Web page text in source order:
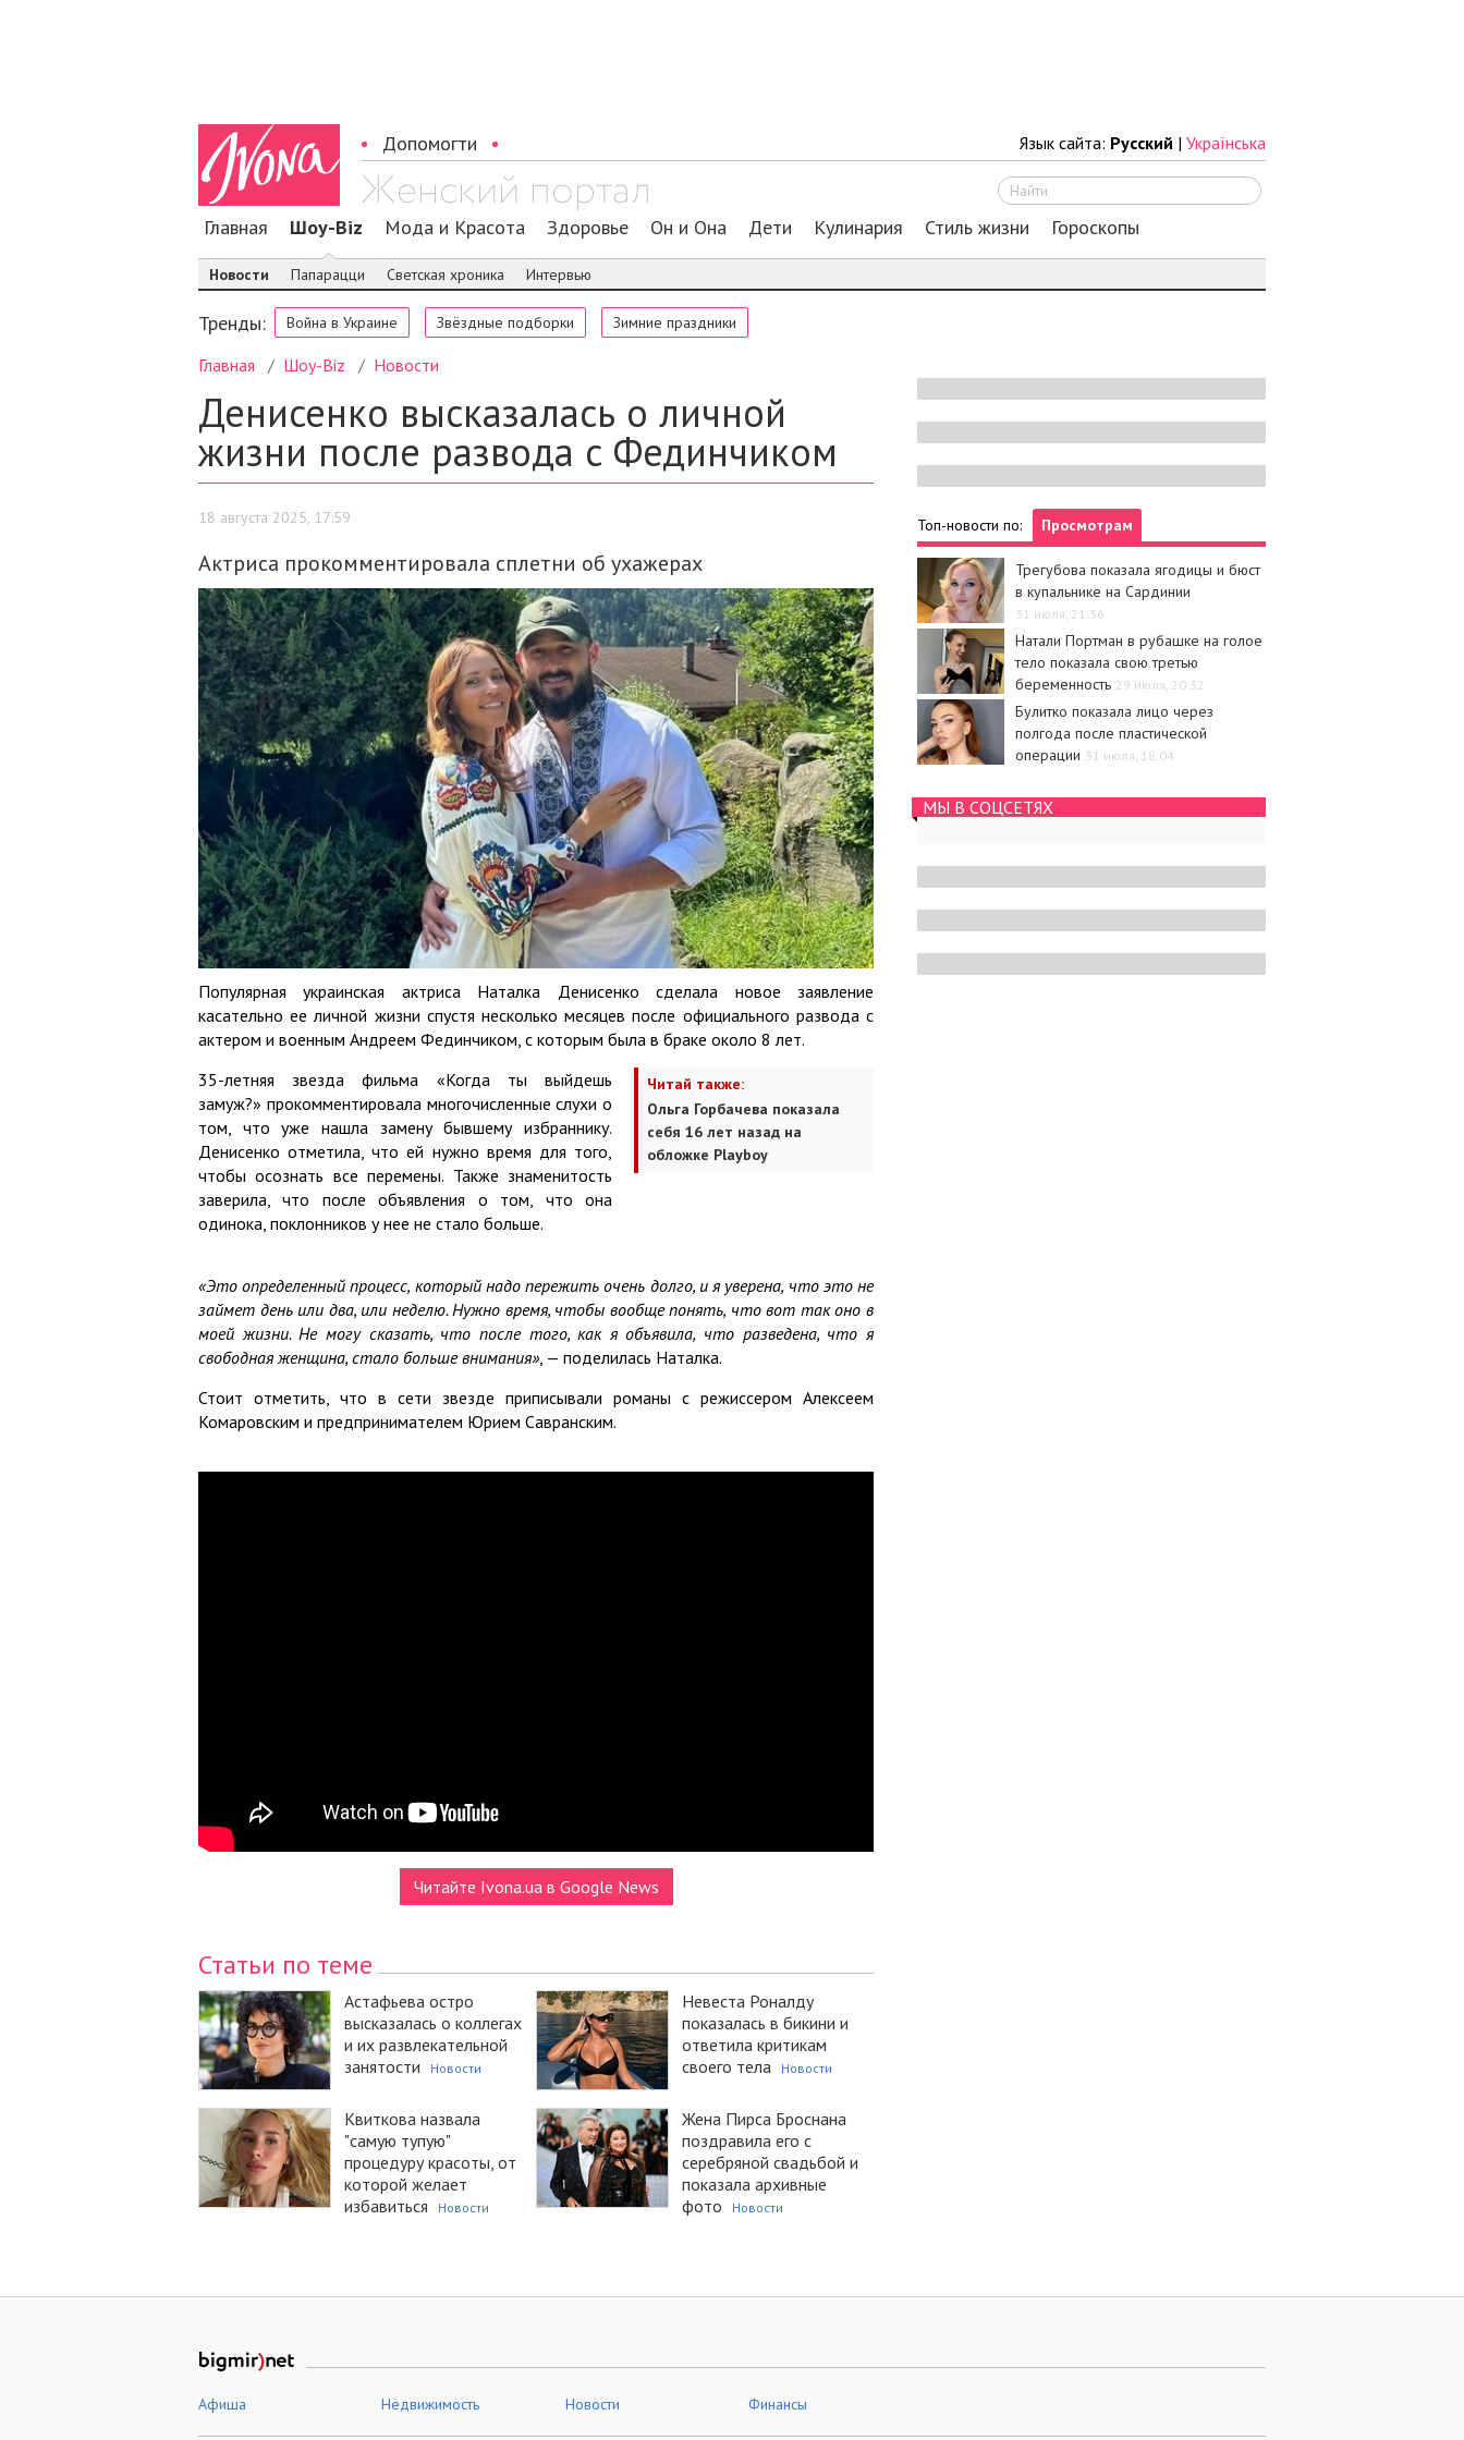
Допомогти Язык сайта: Русский | Українська
Главная Шоу-Biz Мода и Красота Здоровье Он и Она Дети Кулинария Стиль жизни Гороскопы
Новости Папарацци Светская хроника Интервью
Тренды: Война в Украине Звёздные подборки Зимние праздники
Главная Шоу-Biz Новости
Денисенко высказалась о личной
жизни после развода с Фединчиком
18 августа 2025, 17:59
Актриса прокомментировала сплетни об ухажерах
Популярная украинская актриса Наталка Денисенко сделала новое заявление
касательно ее личной жизни спустя несколько месяцев после официального развода с
актером и военным Андреем Фединчиком, с которым была в браке около 8 лет.
Читай также:
Ольга Горбачева показала
себя 16 лет назад на
обложке Playboy
35-летняя звезда фильма «Когда ты выйдешь
замуж?» прокомментировала многочисленные слухи о
том, что уже нашла замену бывшему избраннику.
Денисенко отметила, что ей нужно время для того,
чтобы осознать все перемены. Также знаменитость
заверила, что после объявления о том, что она
одинока, поклонников у нее не стало больше.
«Это определенный процесс, который надо пережить очень долго, и я уверена, что это не
займет день или два, или неделю. Нужно время, чтобы вообще понять, что вот так оно в
моей жизни. Не могу сказать, что после того, как я объявила, что разведена, что я
свободная женщина, стало больше внимания», — поделилась Наталка.
Стоит отметить, что в сети звезде приписывали романы с режиссером Алексеем
Комаровским и предпринимателем Юрием Савранским.
Читайте Ivona.ua в Google News
Статьи по теме
Астафьева остро
высказалась о коллегах
и их развлекательной
занятости
Новости
Невеста Роналду
показалась в бикини и
ответила критикам
своего тела
Новости
Квиткова назвала
"самую тупую"
процедуру красоты, от
которой желает
избавиться
Новости
Жена Пирса Броснана
поздравила его с
серебряной свадьбой и
показала архивные
фото
Новости
Топ-новости по: Просмотрам
Трегубова показала ягодицы и бюст
в купальнике на Сардинии
31 июля, 21:36
Натали Портман в рубашке на голое
тело показала свою третью
беременность 29 июля, 20:32
Булитко показала лицо через
полгода после пластической
операции 31 июля, 18:04
МЫ В СОЦСЕТЯХ
Афиша Недвижимость Новости Финансы